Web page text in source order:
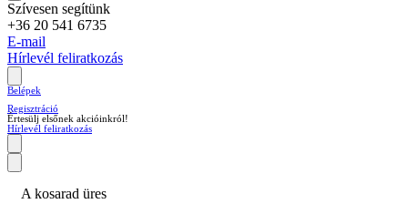
Szívesen segítünk
+36 20 541 6735
E-mail
Hírlevél feliratkozás
Belépek
Regisztráció
Értesülj elsőnek akcióinkról!
Hírlevél feliratkozás
A kosarad üres